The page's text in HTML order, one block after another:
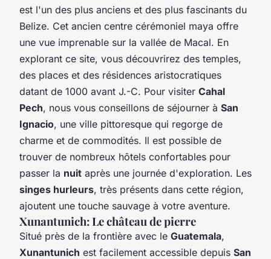
est l'un des plus anciens et des plus fascinants du
Belize. Cet ancien centre cérémoniel maya offre
une vue imprenable sur la vallée de Macal. En
explorant ce site, vous découvrirez des temples,
des places et des résidences aristocratiques
datant de 1000 avant J.-C. Pour visiter Cahal
Pech, nous vous conseillons de séjourner à San
Ignacio, une ville pittoresque qui regorge de
charme et de commodités. Il est possible de
trouver de nombreux hôtels confortables pour
passer la nuit après une journée d'exploration. Les
singes hurleurs, très présents dans cette région,
ajoutent une touche sauvage à votre aventure.
Xunantunich: Le château de pierre
Situé près de la frontière avec le Guatemala,
Xunantunich est facilement accessible depuis San